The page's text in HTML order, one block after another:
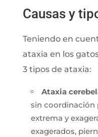
Causas y
Teniendo en
ataxia en los
3 tipos de ataxia:
Ataxia
sin coordinación
extrema y
exagerados,